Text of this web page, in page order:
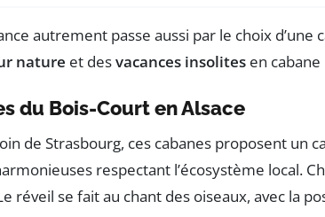
autrement passe aussi par le choix
nature et desvacances insolites en
du Bois-Court en Alsace
de Strasbourg, ces cabanes proposent un
respectant l’écosystème local.
réveil se fait au chant des oiseaux, avec la